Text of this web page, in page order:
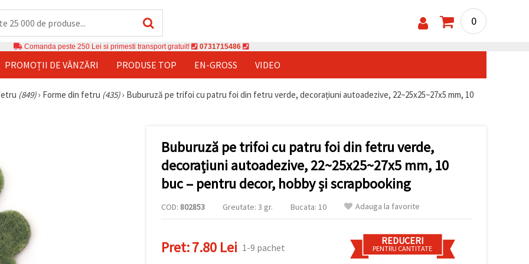
0
Comanda peste 250 Lei si primesti transport gratuit! 0731715486
PROMOȚII DE VÂNZĂRI PRODUSE TOP EN-GROSS VIDEO
(849)› Forme din fetru (435)› Buburuză pe trifoi cu patru foi din fetru verde, decorațiuni autoadezive, 22~25x25~27x5 mm, 10
Buburuză pe trifoi cu patru foi din fetru verde,
decorațiuni autoadezive, 22~25x25~27x5 mm, 10
buc – pentru decor, hobby și scrapbooking
COD: 802853 Greutate: 3 gr. Bucata: 10 Adauga la favorite
Pret:7.80 Lei 1-9 pachet
REDUCERI
PENTRU CANTITATE